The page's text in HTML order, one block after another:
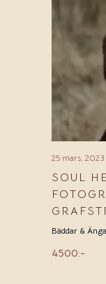
25 mars, 2023
SOUL
Bäddar &
4500:-